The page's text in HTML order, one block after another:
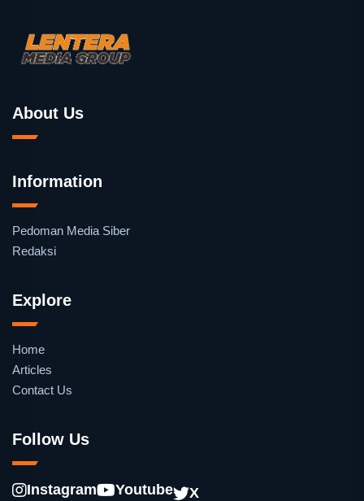
About Us
Information
Pedoman Media Siber
Redaksi
Explore
Home
Articles
Contact Us
Follow Us
Instagram Youtube X